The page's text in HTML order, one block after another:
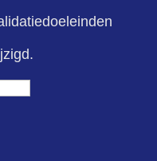
Voornaam